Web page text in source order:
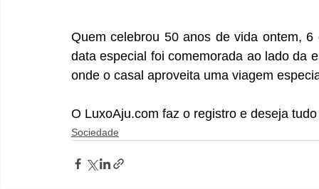
Quem celebrou 50 anos de vida ontem,
data especial foi comemorada ao lado da
onde o casal aproveita uma viagem
O LuxoAju.com faz o registro e deseja
Sociedade